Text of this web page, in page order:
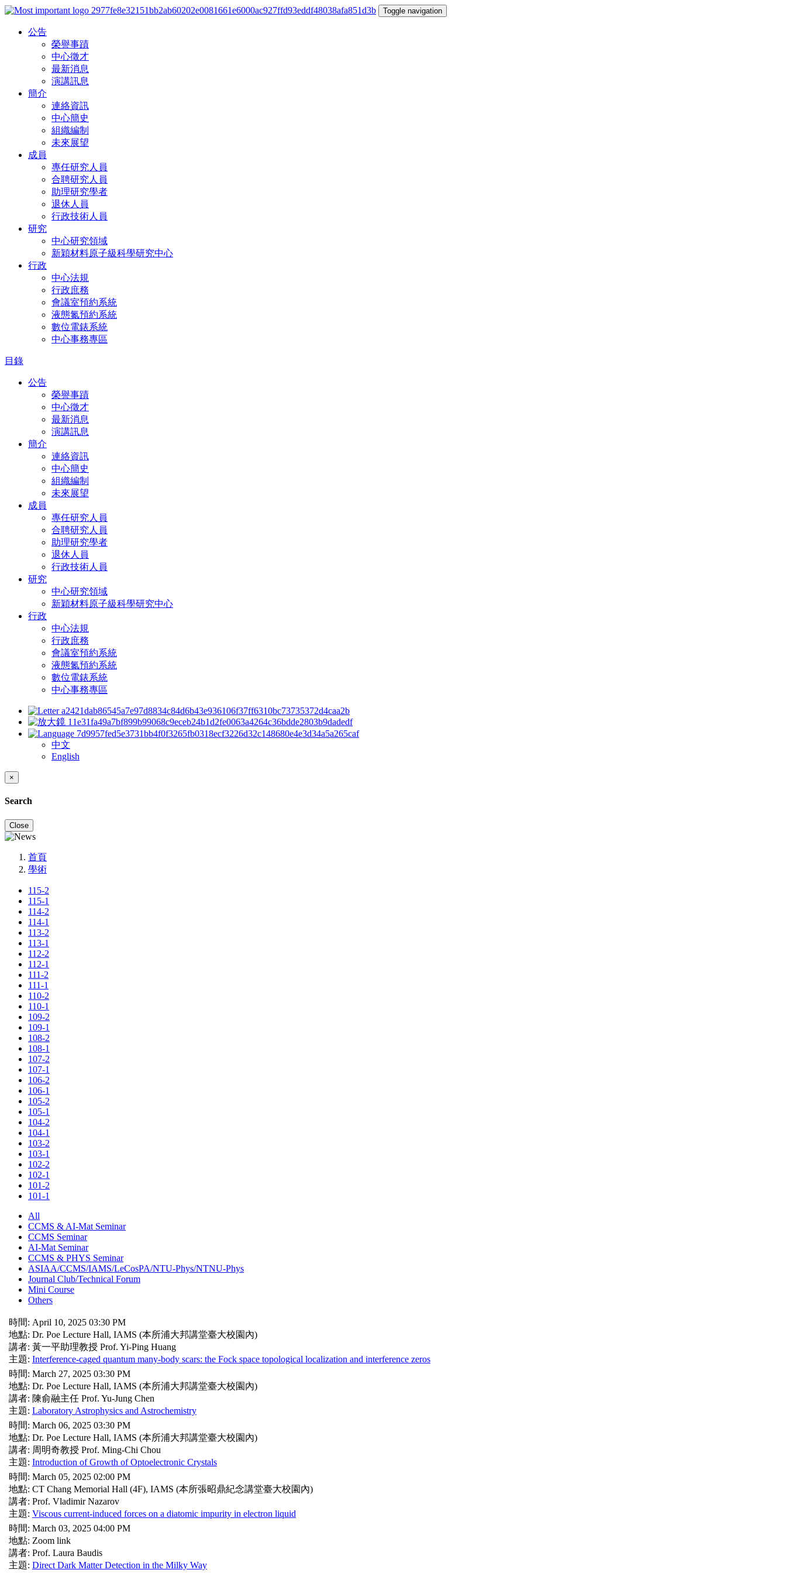
Toggle navigation
公告
榮譽事蹟
中心徵才
最新消息
演講訊息
簡介
連絡資訊
中心簡史
組織編制
未來展望
成員
專任研究人員
合聘研究人員
助理研究學者
退休人員
行政技術人員
研究
中心研究領域
新穎材料原子級科學研究中心
行政
中心法規
行政庶務
會議室預約系統
液態氮預約系統
數位電錶系統
中心事務專區
目錄
公告
榮譽事蹟
中心徵才
最新消息
演講訊息
簡介
連絡資訊
中心簡史
組織編制
未來展望
成員
專任研究人員
合聘研究人員
助理研究學者
退休人員
行政技術人員
研究
中心研究領域
新穎材料原子級科學研究中心
行政
中心法規
行政庶務
會議室預約系統
液態氮預約系統
數位電錶系統
中心事務專區
中文
English
×
Search
Close
首頁
學術
115-2
115-1
114-2
114-1
113-2
113-1
112-2
112-1
111-2
111-1
110-2
110-1
109-2
109-1
108-2
108-1
107-2
107-1
106-2
106-1
105-2
105-1
104-2
104-1
103-2
103-1
102-2
102-1
101-2
101-1
All
CCMS & AI-Mat Seminar
CCMS Seminar
AI-Mat Seminar
CCMS & PHYS Seminar
ASIAA/CCMS/IAMS/LeCosPA/NTU-Phys/NTNU-Phys
Journal Club/Technical Forum
Mini Course
Others
時間: April 10, 2025 03:30 PM
地點: Dr. Poe Lecture Hall, IAMS (本所浦大邦講堂臺大校園內)
講者: 黃一平助理教授 Prof. Yi-Ping Huang
主題: Interference-caged quantum many-body scars: the Fock space topological localization and interference zeros
時間: March 27, 2025 03:30 PM
地點: Dr. Poe Lecture Hall, IAMS (本所浦大邦講堂臺大校園內)
講者: 陳俞融主任 Prof. Yu-Jung Chen
主題: Laboratory Astrophysics and Astrochemistry
時間: March 06, 2025 03:30 PM
地點: Dr. Poe Lecture Hall, IAMS (本所浦大邦講堂臺大校園內)
講者: 周明奇教授 Prof. Ming-Chi Chou
主題: Introduction of Growth of Optoelectronic Crystals
時間: March 05, 2025 02:00 PM
地點: CT Chang Memorial Hall (4F), IAMS (本所張昭鼎紀念講堂臺大校園內)
講者: Prof. Vladimir Nazarov
主題: Viscous current-induced forces on a diatomic impurity in electron liquid
時間: March 03, 2025 04:00 PM
地點: Zoom link
講者: Prof. Laura Baudis
主題: Direct Dark Matter Detection in the Milky Way